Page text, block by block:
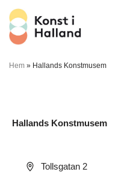
Hoppa
till
innehåll
Hem » Hallands Konstmusem
Hallands Konstmusem
AdressTollsgatan 2